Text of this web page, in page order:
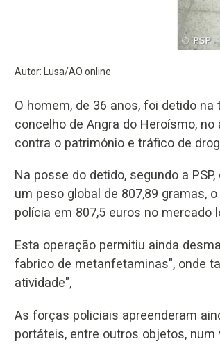
Autor: Lusa/AO online
O homem, de 36 anos, foi detido
concelho de Angra do Heroísmo,
contra o património e tráfico de
Na posse do detido, segundo a
um peso global de 807,89 gramas,
polícia em 807,5 euros no mercado
Esta operação permitiu ainda
fabrico de metanfetaminas", onde
atividade",
As forças policiais apreenderam
portáteis, entre outros objetos,